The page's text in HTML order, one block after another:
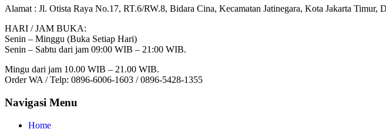
Alamat : Jl. Otista Raya No.17, RT.6/RW.8, Bidara Cina, Kecamatan Jatinegara, Kota Jakarta Timur,
HARI / JAM BUKA:
Senin – Minggu (Buka Setiap Hari)
Senin – Sabtu dari jam 09:00 WIB – 21:00 WIB.
Mingu dari jam 10.00 WIB – 21.00 WIB.
Order WA / Telp: 0896-6006-1603 / 0896-5428-1355
Navigasi Menu
Home